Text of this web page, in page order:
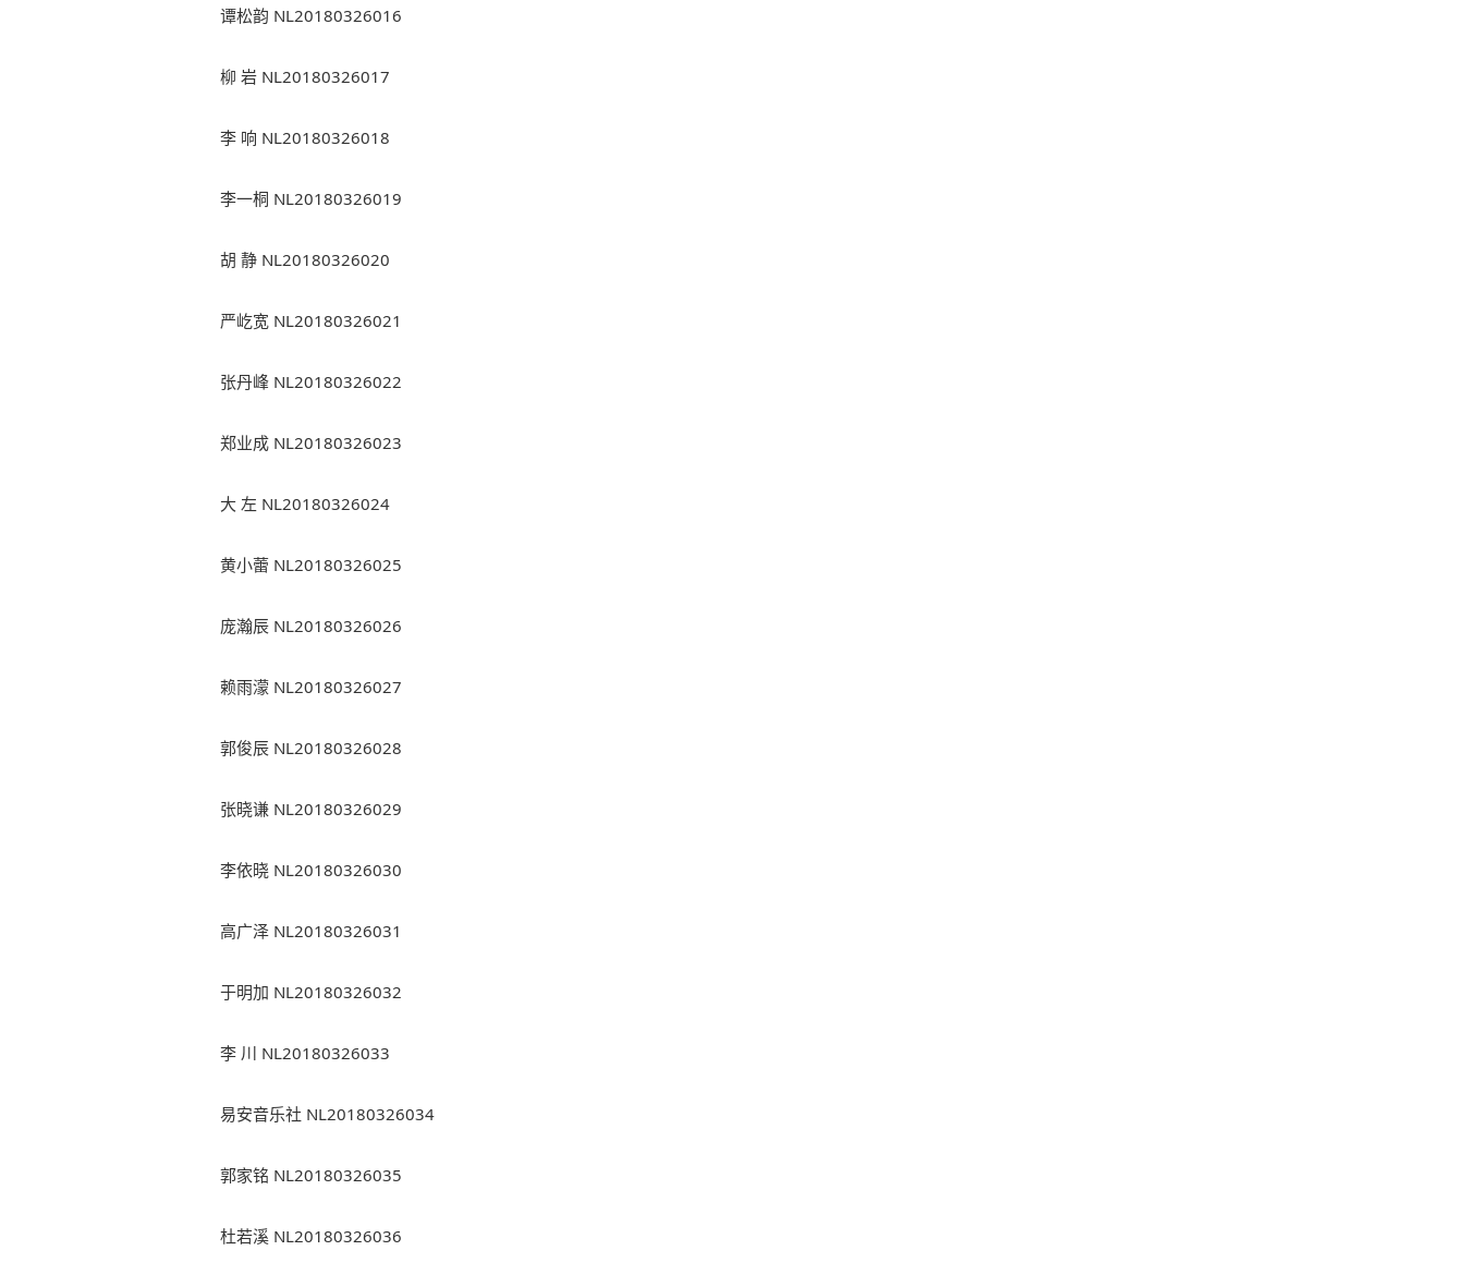
谭松韵 NL20180326016
柳 岩 NL20180326017
李 响 NL20180326018
李一桐 NL20180326019
胡 静 NL20180326020
严屹宽 NL20180326021
张丹峰 NL20180326022
郑业成 NL20180326023
大 左 NL20180326024
黄小蕾 NL20180326025
庞瀚辰 NL20180326026
赖雨濛 NL20180326027
郭俊辰 NL20180326028
张晓谦 NL20180326029
李依晓 NL20180326030
高广泽 NL20180326031
于明加 NL20180326032
李 川 NL20180326033
易安音乐社 NL20180326034
郭家铭 NL20180326035
杜若溪 NL20180326036